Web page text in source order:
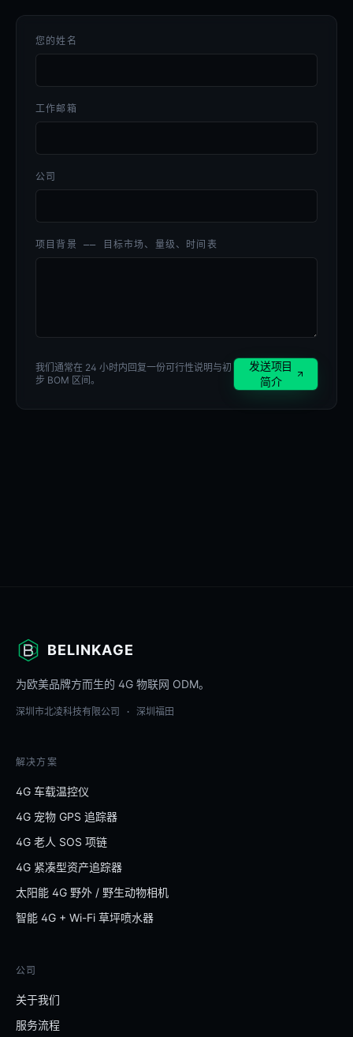
您的姓名
工作邮箱
公司
项目背景 —— 目标市场、量级、时间表
我们通常在 24 小时内回复一份可行性说明与初
步 BOM 区间。
发送项目
简介
BELINKAGE
为欧美品牌方而生的 4G 物联网 ODM。
深圳市北凌科技有限公司 · 深圳福田
解决方案
4G 车载温控仪
4G 宠物 GPS 追踪器
4G 老人 SOS 项链
4G 紧凑型资产追踪器
太阳能 4G 野外 / 野生动物相机
智能 4G + Wi-Fi 草坪喷水器
公司
关于我们
服务流程